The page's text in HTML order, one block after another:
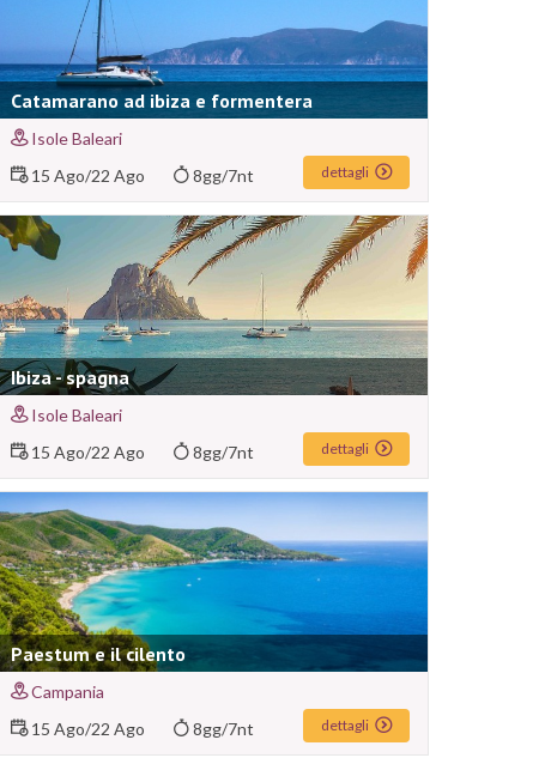
Catamarano ad ibiza e formentera
Isole Baleari
15 Ago/22 Ago 8gg/7nt dettagli
Ibiza - spagna
Isole Baleari
15 Ago/22 Ago 8gg/7nt dettagli
Paestum e il cilento
Campania
15 Ago/22 Ago 8gg/7nt dettagli